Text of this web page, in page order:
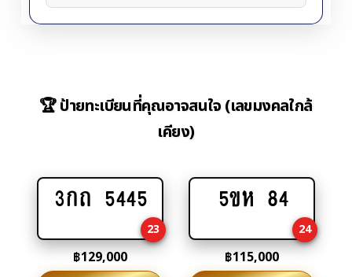
🏆 ป้ายทะเบียนที่คุณอาจสนใจ (เลขมงคลใกล้
เคียง)
Add
cart
3กถ 5445
23
฿129,000
Add
cart
5ขห 84
24
฿115,000